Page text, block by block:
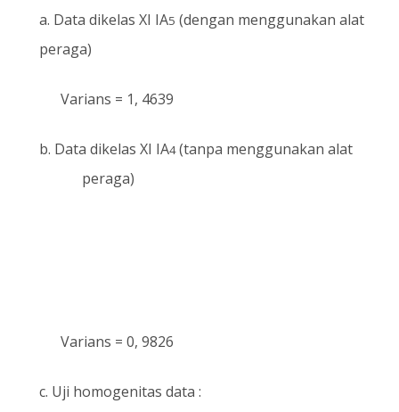
a. Data dikelas XI IA5 (dengan menggunakan alat
peraga)
Varians = 1, 4639
b. Data dikelas XI IA4(tanpa menggunakan alat
peraga)
Varians = 0, 9826
c. Uji homogenitas data :